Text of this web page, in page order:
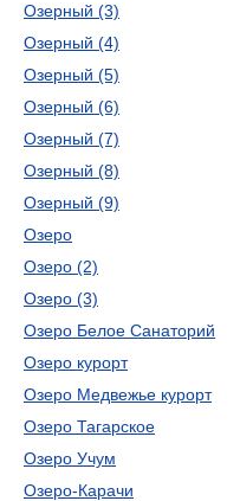
Озерный (3)
Озерный (4)
Озерный (5)
Озерный (6)
Озерный (7)
Озерный (8)
Озерный (9)
Озеро
Озеро (2)
Озеро (3)
Озеро Белое Санаторий
Озеро курорт
Озеро Медвежье курорт
Озеро Тагарское
Озеро Учум
Озеро-Карачи